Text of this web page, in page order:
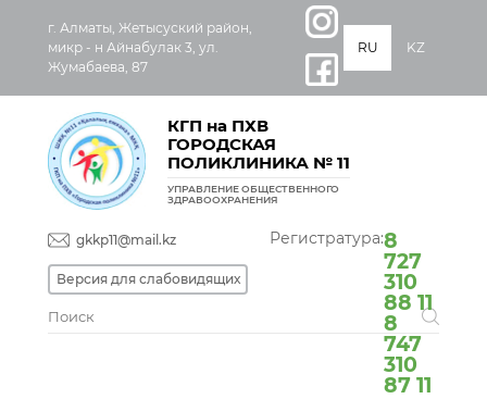
г. Алматы, Жетысуский район,
микр - н Айнабулак 3, ул.
Жумабаева, 87
RU KZ
КГП на ПХВ
ГОРОДСКАЯ
ПОЛИКЛИНИКА № 11
УПРАВЛЕНИЕ ОБЩЕСТВЕННОГО
ЗДРАВООХРАНЕНИЯ
gkkp11@mail.kz
Версия для слабовидящих
Регистратура:8
727
310
88 11
8
747
310
87 11